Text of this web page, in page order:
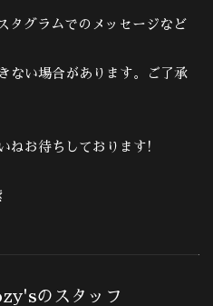
グラムでのメッセージなど
ない場合があります。ご了承
ねお待ちしております!
のスタッフ